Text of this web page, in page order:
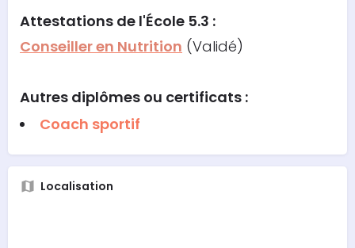
Attestations de l'École 5.3 :
Conseiller en Nutrition (Validé)
Autres diplômes ou certificats :
Coach sportif
Localisation